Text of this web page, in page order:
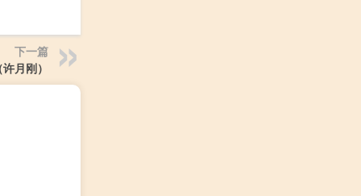
下一篇
月刚）